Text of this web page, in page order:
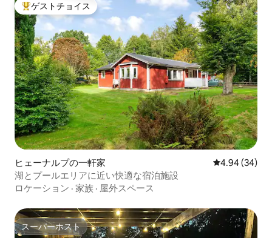
大好評のゲストチョイスです。
ゲストチョイス
ヒェーナルプの一軒家 レビュー34
4.94 (34)
湖とプールエリアに近い快適な宿泊施設
ロケーション · 家族 · 屋外スペース
スーパーホスト
スーパーホスト